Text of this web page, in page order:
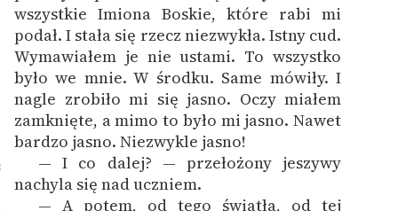
wszystkie Imiona Boskie, które rabi mi
podał. I stała się rzecz niezwykła. Istny cud.
Wymawiałem je nie ustami. To wszystko
było we mnie. W środku. Same mówiły. I
nagle zrobiło mi się jasno. Oczy miałem
zamknięte, a mimo to było mi jasno. Nawet
bardzo jasno. Niezwykle jasno!
— I co dalej? — przełożony jeszywy
nachyla się nad uczniem.
— A potem, od tego światła, od tej